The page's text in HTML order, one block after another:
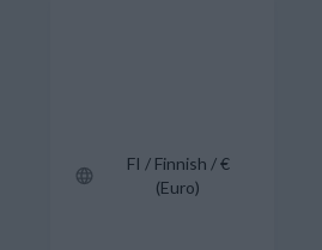
FI / Finnish / €
(Euro)